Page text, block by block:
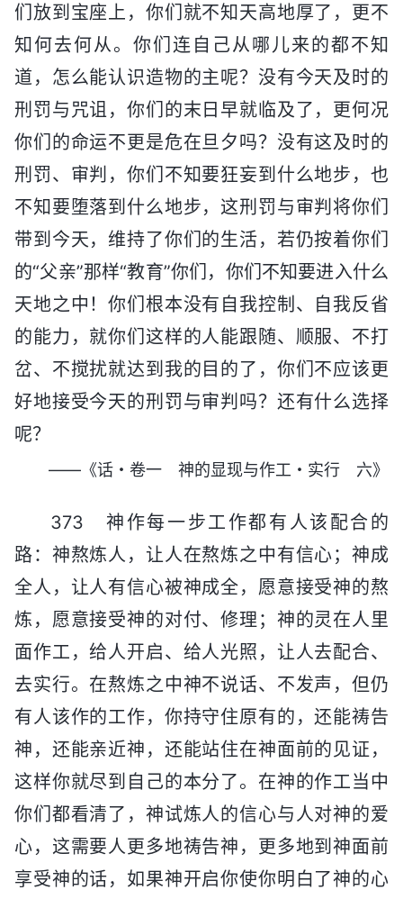
们放到宝座上，你们就不知天高地厚了，更不
知何去何从。你们连自己从哪儿来的都不知
道，怎么能认识造物的主呢？没有今天及时的
刑罚与咒诅，你们的末日早就临及了，更何况
你们的命运不更是危在旦夕吗？没有这及时的
刑罚、审判，你们不知要狂妄到什么地步，也
不知要堕落到什么地步，这刑罚与审判将你们
带到今天，维持了你们的生活，若仍按着你们
的“父亲”那样“教育”你们，你们不知要进入什么
天地之中！你们根本没有自我控制、自我反省
的能力，就你们这样的人能跟随、顺服、不打
岔、不搅扰就达到我的目的了，你们不应该更
好地接受今天的刑罚与审判吗？还有什么选择
呢？
——《话・卷一 神的显现与作工・实行 六》
373 神作每一步工作都有人该配合的
路：神熬炼人，让人在熬炼之中有信心；神成
全人，让人有信心被神成全，愿意接受神的熬
炼，愿意接受神的对付、修理；神的灵在人里
面作工，给人开启、给人光照，让人去配合、
去实行。在熬炼之中神不说话、不发声，但仍
有人该作的工作，你持守住原有的，还能祷告
神，还能亲近神，还能站住在神面前的见证，
这样你就尽到自己的本分了。在神的作工当中
你们都看清了，神试炼人的信心与人对神的爱
心，这需要人更多地祷告神，更多地到神面前
享受神的话，如果神开启你使你明白了神的心